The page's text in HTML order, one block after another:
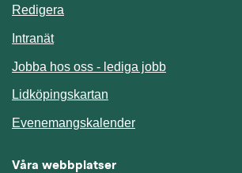
Redigera
IntranätLänk till annan webbplats.
Jobba hos oss - lediga jobb
Lidköpingskartan
EvenemangskalenderLänk till annan
Våra webbplatser